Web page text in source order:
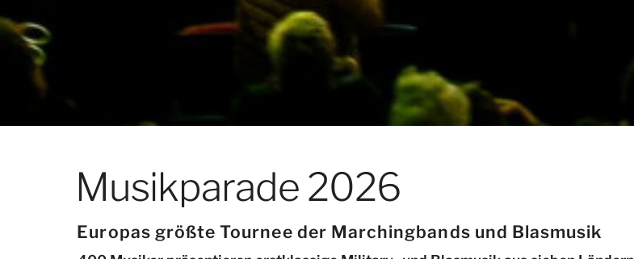
Musikparade 2026
Europas größte Tournee der Marchingbands und Blasmusik